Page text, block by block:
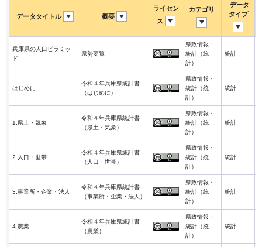
データタイトル 概要
ライセン
ス
カテゴリ
データ
タイプ
兵庫県の人口ピラミッ
ド
県勢要覧
県政情報・
統計（統
計）
統計
はじめに
令和４年兵庫県統計書
（はじめに）
県政情報・
統計（統
計）
統計
1.県土・気象
令和４年兵庫県統計書
（県土・気象）
県政情報・
統計（統
計）
統計
2.人口・世帯
令和４年兵庫県統計書
（人口・世帯）
県政情報・
統計（統
計）
統計
3.事業所・企業・法人
令和４年兵庫県統計書
（事業所・企業・法人）
県政情報・
統計（統
計）
統計
4.農業
令和４年兵庫県統計書
（農業）
県政情報・
統計（統
計）
統計